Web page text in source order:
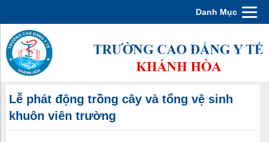
Danh Mục
Lễ phát động trồng cây và tổng vệ sinh
khuôn viên trường